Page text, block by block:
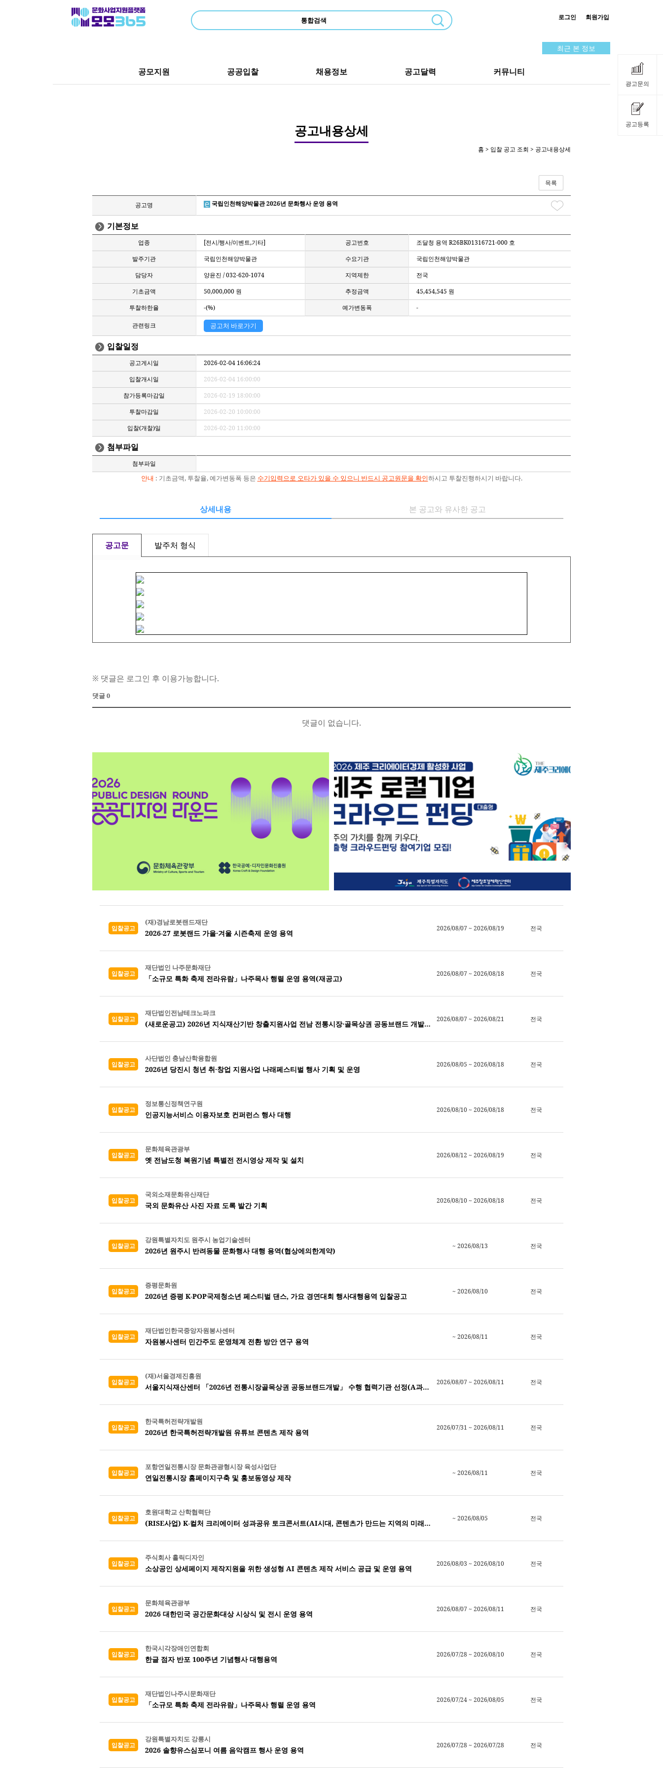
광고문의
공고등록
로그인 회원가입
최근 본 정보
공모지원 공공입찰 채용정보 공고달력 커뮤니티
공고내용상세
홈 > 입찰 공고 조회 > 공고내용상세
목록
공고명 국립인천해양박물관 2026년 문화행사 운영 용역
기본정보
업종 [전시/행사/이벤트,기타] 공고번호
조달청 용역 R26BK01316721-000 호
발주기관
국립인천해양박물관 수요기관
국립인천해양박물관
담당자
양윤진 / 032-620-1074 지역제한
전국
기초금액
50,000,000 원 추정금액
45,454,545 원
투찰하한율
-(%) 예가변동폭 -
관련링크 공고처 바로가기
입찰일정
공고게시일
2026-02-04 16:06:24
입찰개시일
2026-02-04 16:00:00
참가등록마감일
2026-02-19 18:00:00
투찰마감일
2026-02-20 10:00:00
입찰(개찰)일
2026-02-20 11:00:00
첨부파일
첨부파일
안내 : 기초금액, 투찰율, 예가변동폭 등은 수기입력으로 오타가 있을 수 있으니 반드시 공고원문을 확인하시고 투찰진행하시기 바랍니다.
상세내용 본 공고와 유사한 공고
공고문 발주처 형식
※ 댓글은 로그인 후 이용가능합니다.
댓글 0
댓글이 없습니다.
입찰공고
(재)경남로봇랜드재단
2026-27 로봇랜드 가을·겨울 시즌축제 운영 용역
2026/08/07 ~ 2026/08/19 전국
입찰공고
재단법인 나주문화재단
「소규모 특화 축제 전라유람」나주목사 행렬 운영 용역(재공고)
2026/08/07 ~ 2026/08/18 전국
입찰공고
재단법인전남테크노파크
(새로운공고) 2026년 지식재산기반 창출지원사업 전남 전통시장·골목상권 공동브랜드 개발 지원 용역-A상점가
2026/08/07 ~ 2026/08/21 전국
입찰공고
사단법인 충남산학융합원
2026년 당진시 청년 취·창업 지원사업 나래페스티벌 행사 기획 및 운영
2026/08/05 ~ 2026/08/18 전국
입찰공고
정보통신정책연구원
인공지능서비스 이용자보호 컨퍼런스 행사 대행
2026/08/10 ~ 2026/08/18 전국
입찰공고
문화체육관광부
옛 전남도청 복원기념 특별전 전시영상 제작 및 설치
2026/08/12 ~ 2026/08/19 전국
입찰공고
국외소재문화유산재단
국외 문화유산 사진 자료 도록 발간 기획
2026/08/10 ~ 2026/08/18 전국
입찰공고
강원특별자치도 원주시 농업기술센터
2026년 원주시 반려동물 문화행사 대행 용역(협상에의한계약)
~ 2026/08/13 전국
입찰공고
증평문화원
2026년 증평 K-POP국제청소년 페스티벌 댄스, 가요 경연대회 행사대행용역 입찰공고
~ 2026/08/10 전국
입찰공고
재단법인한국중앙자원봉사센터
자원봉사센터 민간주도 운영체계 전환 방안 연구 용역
~ 2026/08/11 전국
입찰공고
(재)서울경제진흥원
서울지식재산센터 「2026년 전통시장골목상권 공동브랜드개발」 수행 협력기관 선정(A과제)_신원시장
2026/08/07 ~ 2026/08/11 전국
입찰공고
한국특허전략개발원
2026년 한국특허전략개발원 유튜브 콘텐츠 제작 용역
2026/07/31 ~ 2026/08/11 전국
입찰공고
포항연일전통시장 문화관광형시장 육성사업단
연일전통시장 홈페이지구축 및 홍보동영상 제작
~ 2026/08/11 전국
입찰공고
호원대학교 산학협력단
(RISE사업) K-컬처 크리에이터 성과공유 토크콘서트(AI시대, 콘텐츠가 만드는 지역의 미래) 운영대행 용역
~ 2026/08/05 전국
입찰공고
주식회사 홀릭디자인
소상공인 상세페이지 제작지원을 위한 생성형 AI 콘텐츠 제작 서비스 공급 및 운영 용역
2026/08/03 ~ 2026/08/10 전국
입찰공고
문화체육관광부
2026 대한민국 공간문화대상 시상식 및 전시 운영 용역
2026/08/07 ~ 2026/08/11 전국
입찰공고
한국시각장애인연합회
한글 점자 반포 100주년 기념행사 대행용역
2026/07/28 ~ 2026/08/10 전국
입찰공고
재단법인나주시문화재단
「소규모 특화 축제 전라유람」나주목사 행렬 운영 용역
2026/07/24 ~ 2026/08/05 전국
입찰공고
강원특별자치도 강릉시
2026 솔향유스심포니 여름 음악캠프 행사 운영 용역
2026/07/28 ~ 2026/07/28 전국